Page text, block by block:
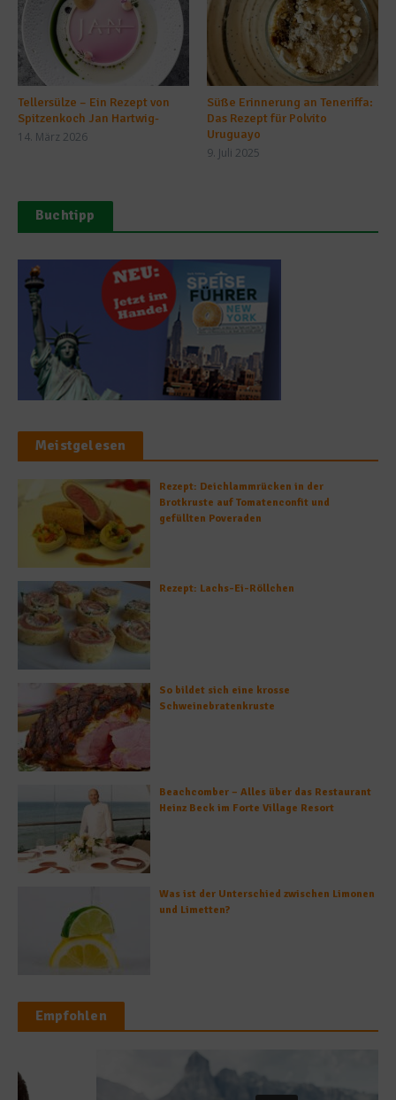
Tellersülze – Ein Rezept von
Spitzenkoch Jan Hartwig-
14. März 2026
Süße Erinnerung an Teneriffa:
Das Rezept für Polvito
Uruguayo
9. Juli 2025
Buchtipp
Meistgelesen
Rezept: Deichlammrücken in der
Brotkruste auf Tomatenconfit und
gefüllten Poveraden
Rezept: Lachs-Ei-Röllchen
So bildet sich eine krosse
Schweinebratenkruste
Beachcomber – Alles über das Restaurant
Heinz Beck im Forte Village Resort
Was ist der Unterschied zwischen Limonen
und Limetten?
Empfohlen